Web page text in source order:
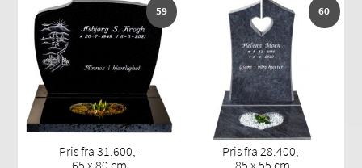
59
Pris fra 31.600,-
60
Pris fra 28.400,-